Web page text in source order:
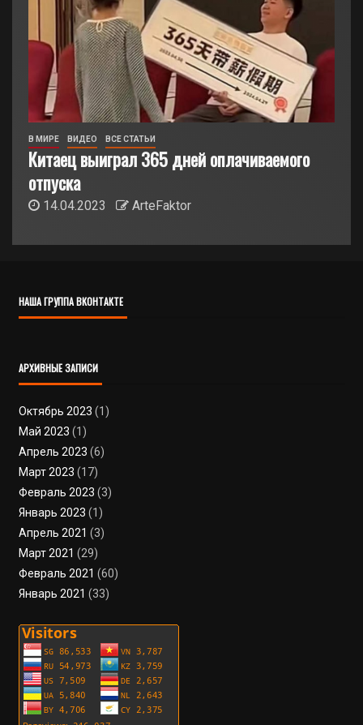
В МИРЕ ВИДЕО ВСЕ СТАТЬИ
Китаец выиграл 365 дней оплачиваемого
отпуска
14.04.2023 ArteFaktor
НАША ГРУППА ВКОНТАКТЕ
АРХИВНЫЕ ЗАПИСИ
Октябрь 2023 (1)
Май 2023 (1)
Апрель 2023 (6)
Март 2023 (17)
Февраль 2023 (3)
Январь 2023 (1)
Апрель 2021 (3)
Март 2021 (29)
Февраль 2021 (60)
Январь 2021 (33)